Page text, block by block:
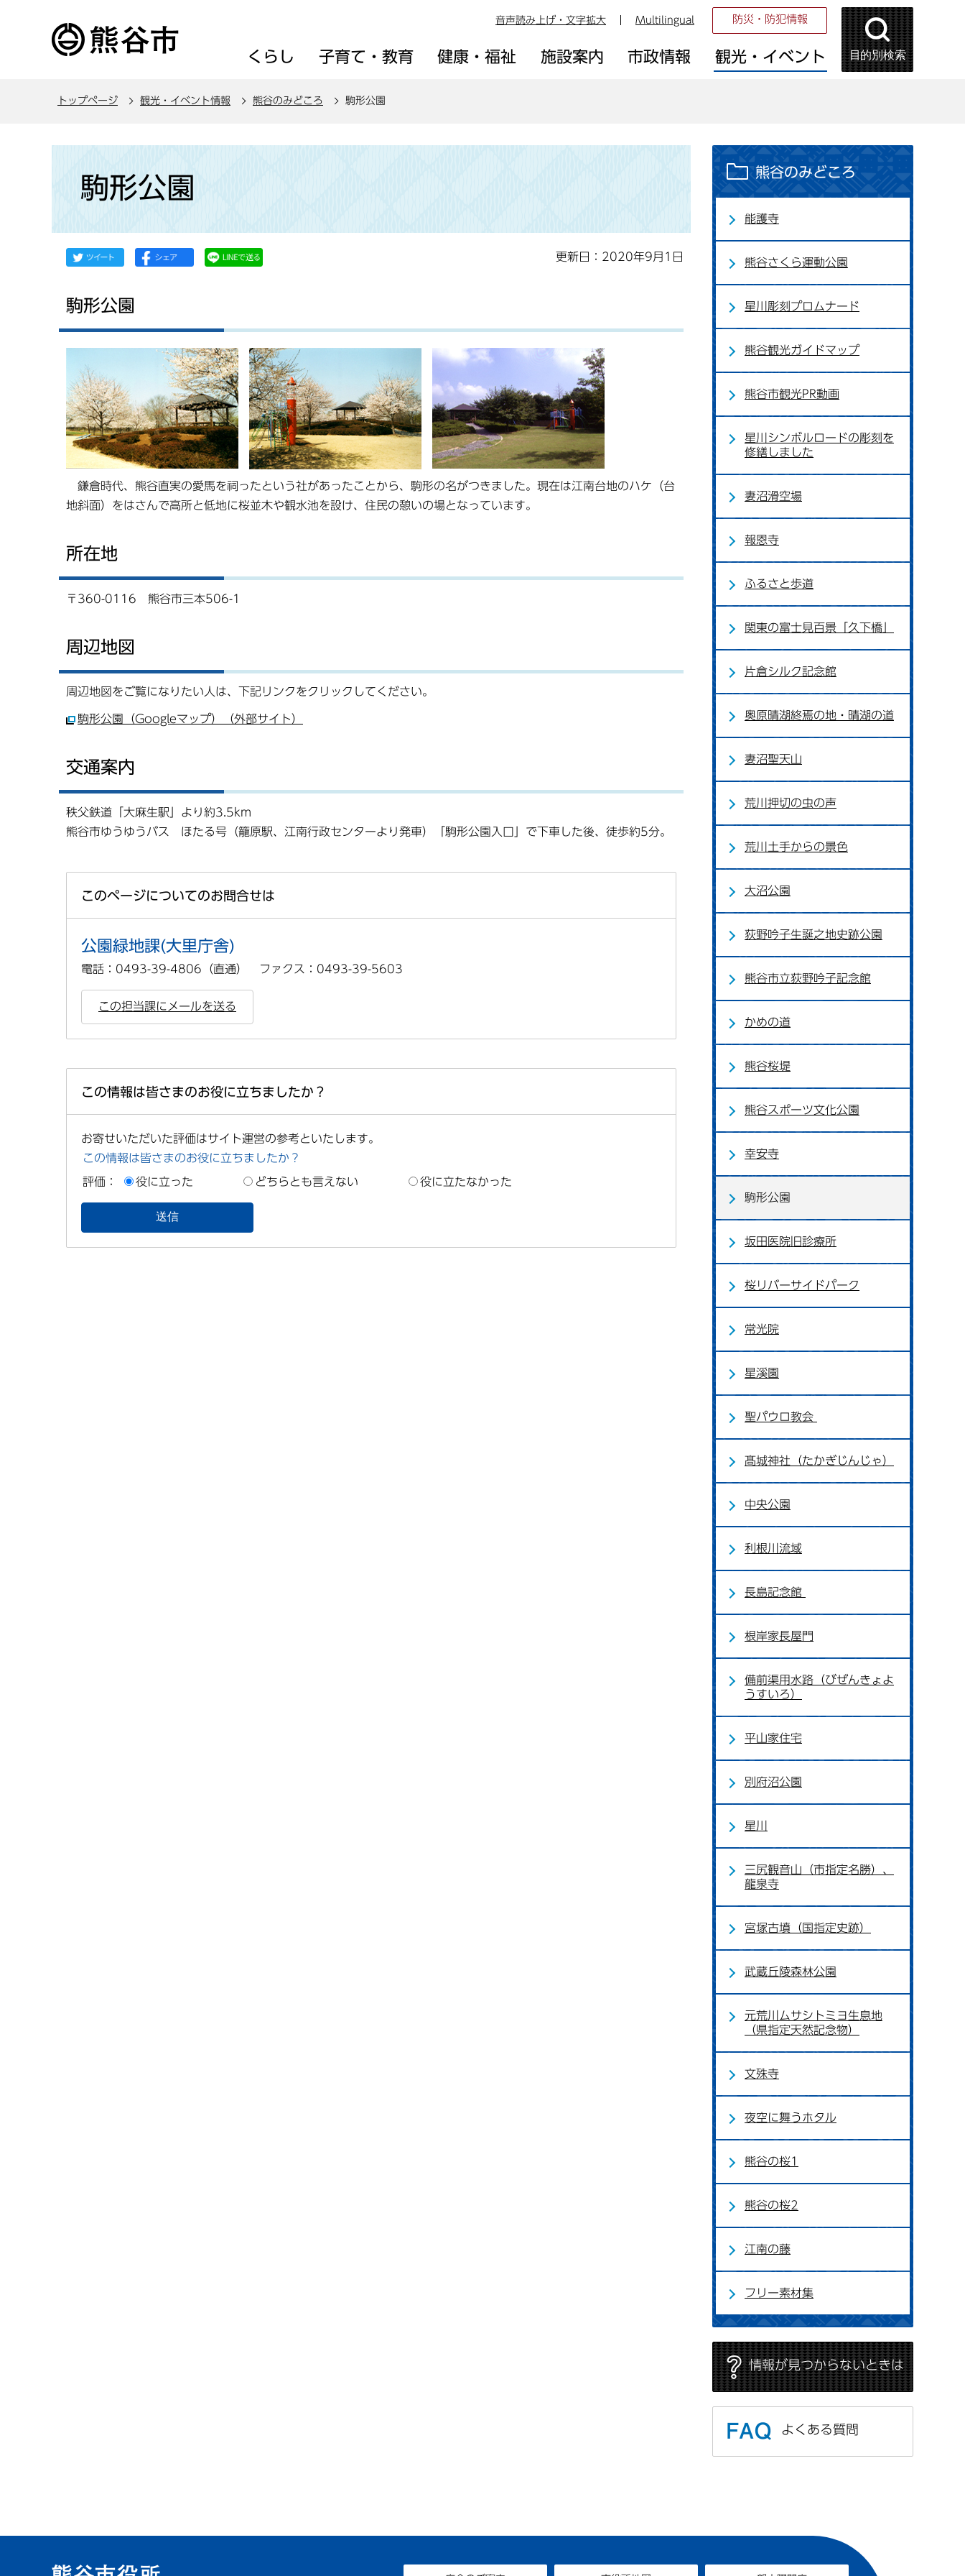
音声読み上げ・文字拡大 Multilingual 防災・防犯情報
くらし 子育て・教育 健康・福祉 施設案内 市政情報 観光・イベント 目的別検索
トップページ 観光・イベント情報 熊谷のみどころ 駒形公園
か
駒形公園
更新日：2020年9月1日
駒形公園
鎌倉時代、熊谷直実の愛馬を祠ったという社があったことから、駒形の名がつきました。現在は江南台地のハケ（台
地斜面）をはさんで高所と低地に桜並木や観水池を設け、住民の憩いの場となっています。
所在地
〒360-0116 熊谷市三本506-1
周辺地図
周辺地図をご覧になりたい人は、下記リンクをクリックしてください。
駒形公園（Googleマップ）（外部サイト）
交通案内
秩父鉄道「大麻生駅」より約3.5km
熊谷市ゆうゆうバス ほたる号（籠原駅、江南行政センターより発車）「駒形公園入口」で下車した後、徒歩約5分。
このページについてのお問合せは
公園緑地課(大里庁舎)
電話：0493-39-4806（直通） ファクス：0493-39-5603
この担当課にメールを送る
この情報は皆さまのお役に立ちましたか？
お寄せいただいた評価はサイト運営の参考といたします。
この情報は皆さまのお役に立ちましたか？
評価： 役に立った どちらとも言えない 役に立たなかった
熊谷のみどころ
能護寺
熊谷さくら運動公園
星川彫刻プロムナード
熊谷観光ガイドマップ
熊谷市観光PR動画
星川シンボルロードの彫刻を
修繕しました
妻沼滑空場
報恩寺
ふるさと歩道
関東の富士見百景「久下橋」
片倉シルク記念館
奥原晴湖終焉の地・晴湖の道
妻沼聖天山
荒川押切の虫の声
荒川土手からの景色
大沼公園
荻野吟子生誕之地史跡公園
熊谷市立荻野吟子記念館
かめの道
熊谷桜堤
熊谷スポーツ文化公園
幸安寺
駒形公園
坂田医院旧診療所
桜リバーサイドパーク
常光院
星溪園
聖パウロ教会
髙城神社（たかぎじんじゃ）
中央公園
利根川流域
長島記念館
根岸家長屋門
備前渠用水路（びぜんきょよ
うすいろ）
平山家住宅
別府沼公園
星川
三尻観音山（市指定名勝）、
龍泉寺
宮塚古墳（国指定史跡）
武蔵丘陵森林公園
元荒川ムサシトミヨ生息地
（県指定天然記念物）
文殊寺
夜空に舞うホタル
熊谷の桜1
熊谷の桜2
江南の藤
フリー素材集
情報が見つからないときは
よくある質問